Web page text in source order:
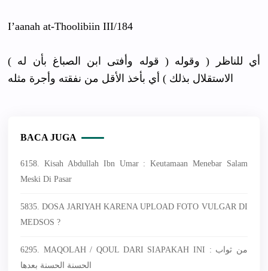
I’aanah at-Thoolibiin III/184
( قوله وأفتى ابن الصباغ بأن له ) أي للناظر ( وقوله
الاستقلال بذلك ) أي بأخذ الأقل من نفقته وأجرة مثله
BACA JUGA
6158. Kisah Abdullah Ibn Umar : Keutamaan Menebar Salam
Meski Di Pasar
5835. DOSA JARIYAH KARENA UPLOAD FOTO VULGAR DI
MEDSOS ?
6295. MAQOLAH / QOUL DARI SIAPAKAH INI : من ثواب
الحسنة الحسنة بعدها